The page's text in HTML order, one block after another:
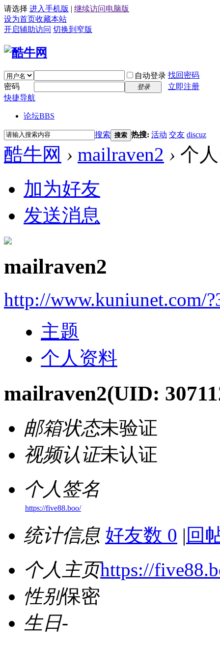
请选择 进入手机版 | 继续访问电脑版
设为首页收藏本站
开启辅助访问 切换到窄版
自动登录 找回密码
密码
登录
立即注册
快捷导航
论坛BBS
搜索 搜索 热搜: 活动 交友 discuz
酷牛网 › mailraven2 › 个
加为好友
发送消息
mailraven2
http://www.kuniunet.com/
主题
个人资料
mailraven2(UID:
邮箱状态未验证
视频认证未认证
个人签名
https://five88.boo/
统计信息 好友数 0 | 回
个人主页https://
性别保密
生日-